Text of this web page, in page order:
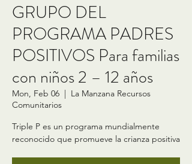
GRUPO DEL
PROGRAMA PADRES
POSITIVOS Para familias
con niños 2 – 12 años
Mon, Feb 06
  |
La Manzana Recursos
Comunitarios
Triple P es un programa mundialmente
reconocido que promueve la crianza positiva